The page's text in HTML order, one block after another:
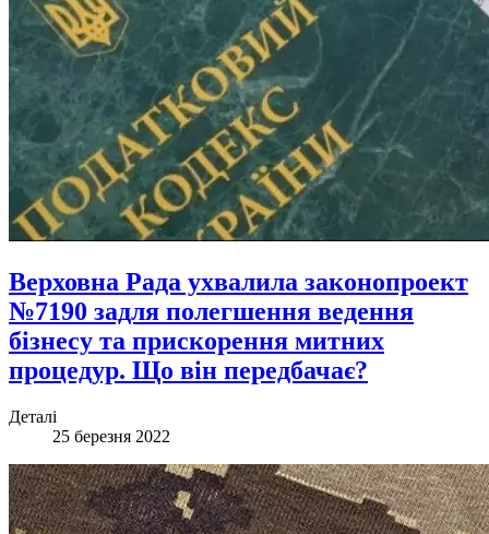
Верховна Рада ухвалила законопроект
№7190 задля полегшення ведення
бізнесу та прискорення митних
процедур. Що він передбачає?
Деталі
25 березня 2022